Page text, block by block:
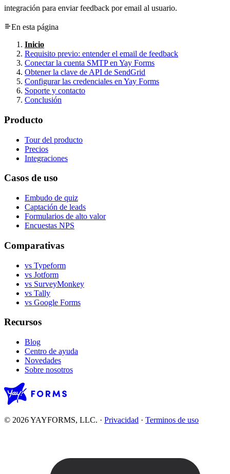
integración para enviar feedback por email al usuario.
En esta página
Inicio
Requisito previo: entender el email de feedback
Conectar la cuenta SMTP en Yay Forms
Obtener la clave de API de SendGrid
Configurar las credenciales en Yay Forms
Soporte y contacto
Conclusión
Producto
Tour del producto
Precios
Integraciones
Casos de uso
Embudo de quiz
Captación de leads
Formularios de alto valor
Encuestas NPS
Comparativas
vs Typeform
vs Jotform
vs SurveyMonkey
vs Tally
vs Google Forms
Recursos
Blog
Centro de ayuda
Novedades
Sobre nosotros
© 2026 YAYFORMS, LLC. · Privacidad · Terminos de uso